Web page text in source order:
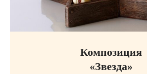
Композиция
«Звезда»